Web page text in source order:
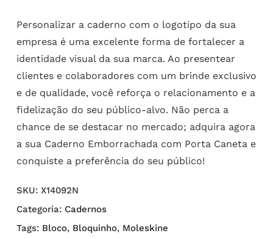
Personalizar a caderno com o logotipo da sua
empresa é uma excelente forma de fortalecer a
identidade visual da sua marca. Ao presentear
clientes e colaboradores com um brinde exclusivo
e de qualidade, você reforça o relacionamento e a
fidelização do seu público-alvo. Não perca a
chance de se destacar no mercado; adquira agora
a sua Caderno Emborrachada com Porta Caneta e
conquiste a preferência do seu público!
SKU: X14092N
Categoria: Cadernos
Tags: Bloco, Bloquinho, Moleskine